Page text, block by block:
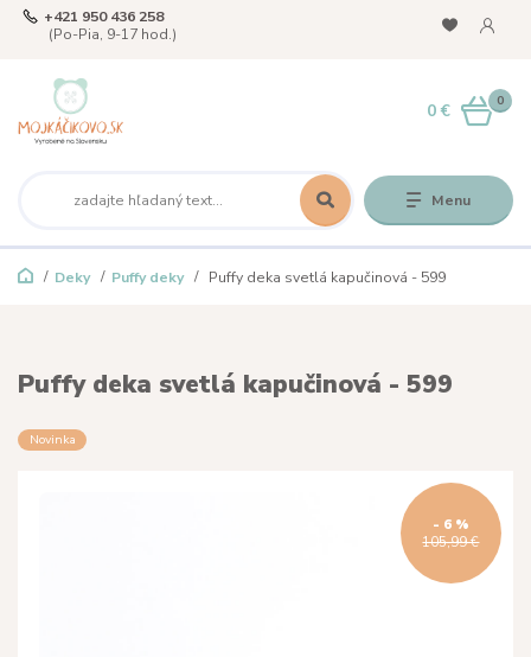
Menu
+421 950 436 258
(Po-Pia, 9-17 hod.)
0
0 €
Deky Puffy deky Puffy deka svetlá kapučinová - 599
Puffy deka svetlá kapučinová - 599
Novinka
105,99 €
- 6 %